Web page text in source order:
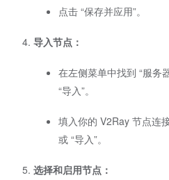
点击 “保存并应用”。
导入节点：
在左侧菜单中找到 “服务
“导入”。
填入你的 V2Ray 节点连
或 “导入”。
选择和启用节点：